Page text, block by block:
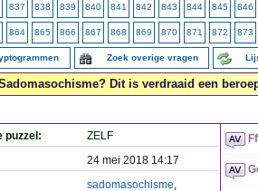
837 838 839 840 841 842 843 844 845 846
864 865 866 867 868 869 870 871 872 873
Zoek overige vragen
Dit is verdraaid een
puzzel:
ZELF
24 mei 2018 14:17
sadomasochisme,